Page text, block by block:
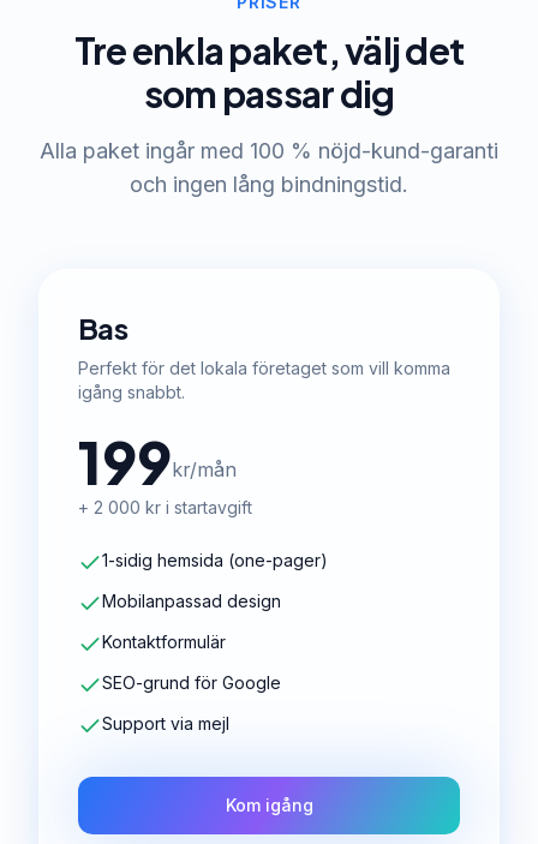
Tre enkla paket, välj det
som passar dig
Alla paket ingår med 100 % nöjd-kund-garanti
och ingen lång bindningstid.
Bas
Perfekt för det lokala företaget som vill komma
igång snabbt.
199kr/mån
+ 2 000 kr i startavgift
1-sidig hemsida (one-pager)
Mobilanpassad design
Kontaktformulär
SEO-grund för Google
Support via mejl
Kom igång